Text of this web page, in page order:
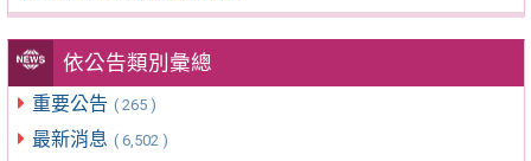
依公告類別彙總
重要公告 ( 265 )
最新消息 ( 6,502 )